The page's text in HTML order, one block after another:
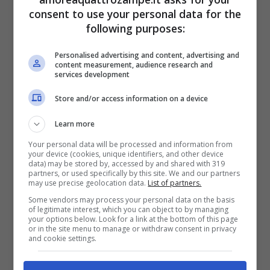
Mamma civetta coccola piccoli (TikTok -@ausgeo)
Lemamme gufo grigiosono note per
si avvicinano ai loro piccolini, usando
distrazioni e manifestazioni aggressive per
allontanare chiunque voglia creare problemi.
Sia la mamma che il papà civetta grigia
portando a turno il cibo al nido. Si nutrono
principalmente di roditori che prima
consent to use your personal data for the
following purposes:
Personalised advertising and content, advertising and
content measurement, audience research and
services development
Store and/or access information on a device
Learn more
Your personal data will be processed and information from
your device (cookies, unique identifiers, and other device
data) may be stored by, accessed by and shared with 319
partners, or used specifically by this site. We and our partners
may use precise geolocation data. List of partners.
Some vendors may process your personal data on the basis
of legitimate interest, which you can object to by managing
your options below. Look for a link at the bottom of this page
or in the site menu to manage or withdraw consent in privacy
and cookie settings.